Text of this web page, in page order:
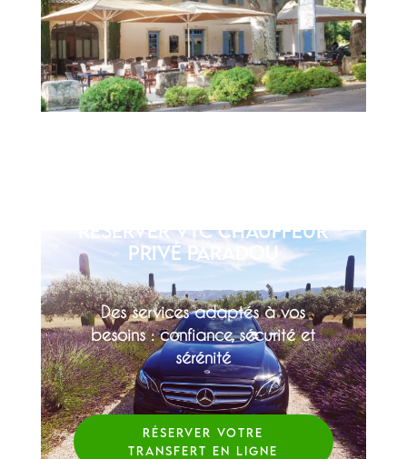
Réserver VTC Chauffeur
privé Paradou
Des services adaptés à vos
besoins : confiance, sécurité et
sérénité
RÉSERVER VOTRE
TRANSFERT EN LIGNE